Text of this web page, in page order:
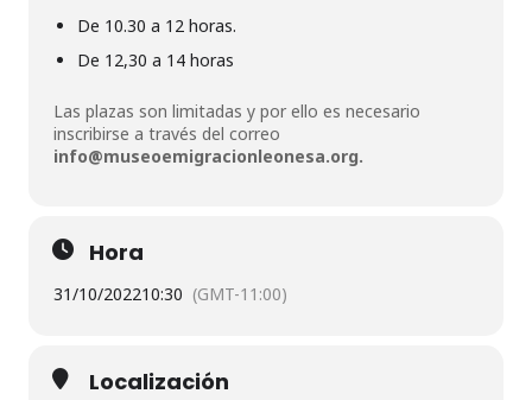
De 10.30 a 12 horas.
De 12,30 a 14 horas
Las plazas son limitadas y por ello es necesario
inscribirse a través del correo
info@museoemigracionleonesa.org.
Hora
31/10/202210:30 (GMT-11:00)
Localización